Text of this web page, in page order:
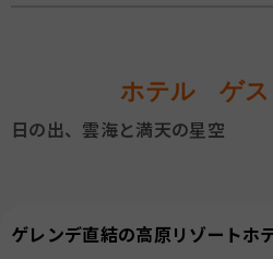
ホテル ゲス
日の出、雲海と満天の星空
ゲレンデ直結の高原リゾートホ